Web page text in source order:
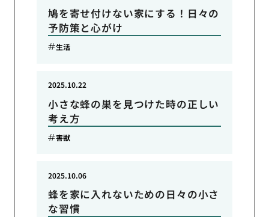
鳩を寄せ付けない家にする！日々の
予防策と心がけ
生活
小さな蜂の巣を見つけた時の正しい
考え方
2025.10.22
害獣
蜂を家に入れないための日々の小さ
な習慣
2025.10.06